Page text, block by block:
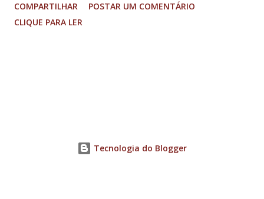
proposta “Acelera Vibra” foi contemplada na Chamada
FAPEMIG/Sede 03/2026 – Novo SEED, garantindo R$ 1,85
conexões com o ecossistema de inovação e aporte financeiro
COMPARTILHAR
POSTAR UM COMENTÁRIO
CLIQUE PARA LER
Tecnologia do Blogger